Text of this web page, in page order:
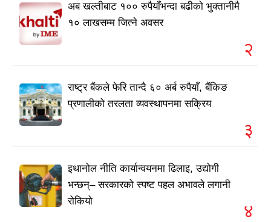
अब खल्तीबाट १०० रुपैयाँभन्दा बढीको भुक्तानीमै
१० लाखसम्म जित्ने अवसर
२
राष्ट्र बैंकले फेरि तान्दै ६० अर्ब रुपैयाँ, बैंकिङ
प्रणालीको तरलता व्यवस्थापनमा सक्रिय
३
इथानोल नीति कार्यान्वयनमा ढिलाइ, उद्योगी
भन्छन्– सरकारको स्पष्ट पहल अभावले लगानी
रोकियो
४